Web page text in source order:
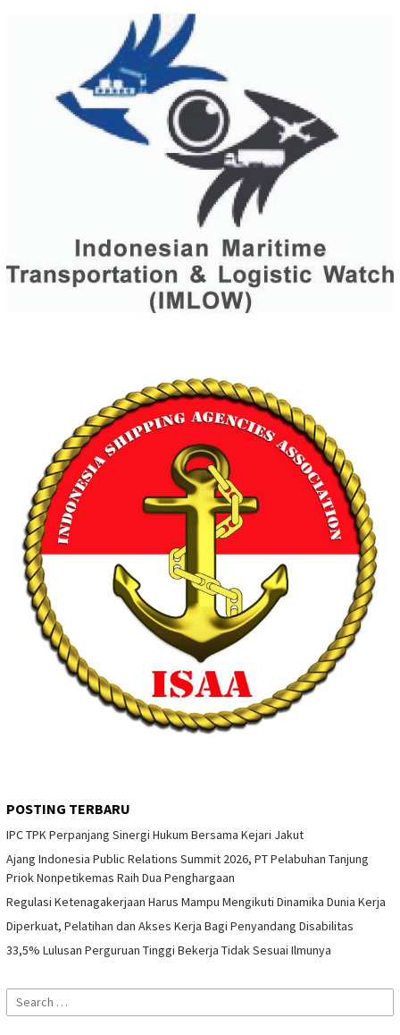
POSTING TERBARU
IPC TPK Perpanjang Sinergi Hukum Bersama Kejari Jakut
Ajang Indonesia Public Relations Summit 2026, PT Pelabuhan Tanjung
Priok Nonpetikemas Raih Dua Penghargaan
Regulasi Ketenagakerjaan Harus Mampu Mengikuti Dinamika Dunia Kerja
Diperkuat, Pelatihan dan Akses Kerja Bagi Penyandang Disabilitas
33,5% Lulusan Perguruan Tinggi Bekerja Tidak Sesuai Ilmunya
Search
for: